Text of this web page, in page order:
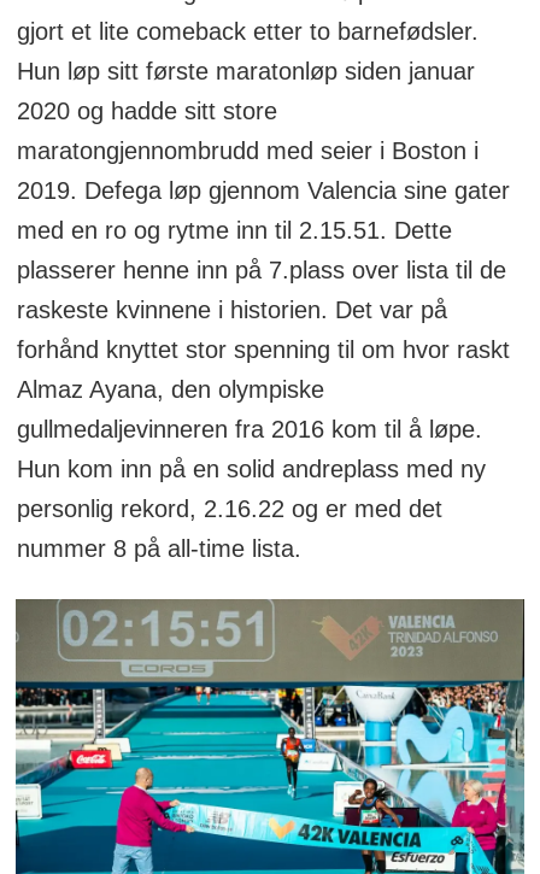
gjort et lite comeback etter to barnefødsler.
Hun løp sitt første maratonløp siden januar
2020 og hadde sitt store
maratongjennombrudd med seier i Boston i
2019. Defega løp gjennom Valencia sine gater
med en ro og rytme inn til 2.15.51. Dette
plasserer henne inn på 7.plass over lista til de
raskeste kvinnene i historien. Det var på
forhånd knyttet stor spenning til om hvor raskt
Almaz Ayana, den olympiske
gullmedaljevinneren fra 2016 kom til å løpe.
Hun kom inn på en solid andreplass med ny
personlig rekord, 2.16.22 og er med det
nummer 8 på all-time lista.